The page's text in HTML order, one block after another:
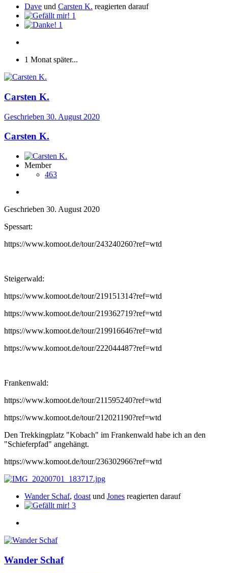
Dave und Carsten K. reagierten darauf
1
1
1 Monat später...
Carsten K.
Geschrieben 30. August 2020
Carsten K.
Member
463
Geschrieben 30. August 2020
Spessart:
https://www.komoot.de/tour/243240260?ref=wtd
Steigerwald:
https://www.komoot.de/tour/219151314?ref=wtd
https://www.komoot.de/tour/219362719?ref=wtd
https://www.komoot.de/tour/219916646?ref=wtd
https://www.komoot.de/tour/222044487?ref=wtd
Frankenwald:
https://www.komoot.de/tour/211595240?ref=wtd
https://www.komoot.de/tour/212021190?ref=wtd
Den Trekkingplatz "Kobach" im Frankenwald habe ich an den
"Schieferpfad" angehängt.
https://www.komoot.de/tour/236302966?ref=wtd
Wander Schaf, doast und Jones reagierten darauf
3
Wander Schaf